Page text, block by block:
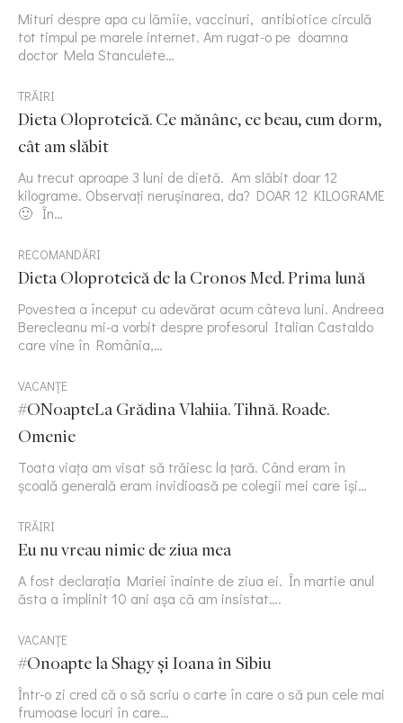
Mituri despre apa cu lămîie, vaccinuri, antibiotice circulă
tot timpul pe marele internet. Am rugat-o pe doamna
doctor Mela Stanculete…
TRĂIRI
Dieta Oloproteică. Ce mănânc, ce beau, cum dorm,
cât am slăbit
Au trecut aproape 3 luni de dietă. Am slăbit doar 12
kilograme. Observați nerușinarea, da? DOAR 12 KILOGRAME
🙂 În…
RECOMANDĂRI
Dieta Oloproteică de la Cronos Med. Prima lună
Povestea a început cu adevărat acum câteva luni. Andreea
Berecleanu mi-a vorbit despre profesorul Italian Castaldo
care vine în România,…
VACANȚE
#ONoapteLa Grădina Vlahiia. Tihnă. Roade.
Omenie
Toata viața am visat să trăiesc la țară. Când eram în
școală generală eram invidioasă pe colegii mei care își…
TRĂIRI
Eu nu vreau nimic de ziua mea
A fost declarația Mariei înainte de ziua ei. În martie anul
ăsta a împlinit 10 ani așa că am insistat….
VACANȚE
#Onoapte la Shagy și Ioana în Sibiu
Într-o zi cred că o să scriu o carte în care o să pun cele mai
frumoase locuri în care…